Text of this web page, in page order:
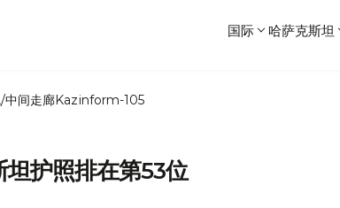
国际 哈萨克斯坦
中间走廊Kazinform-105
护照排在第53位